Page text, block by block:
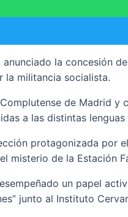
la concesión
la militancia socialista.
de Madrid
a las distintas
protagonizada por
misterio de la Estación
un papel
junto al Instituto